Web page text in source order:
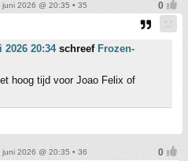
2026 @ 20:35 • 35
20:34schreef Frozen-
hoog tijd voor Joao Felix of
2026 @ 20:35 • 36